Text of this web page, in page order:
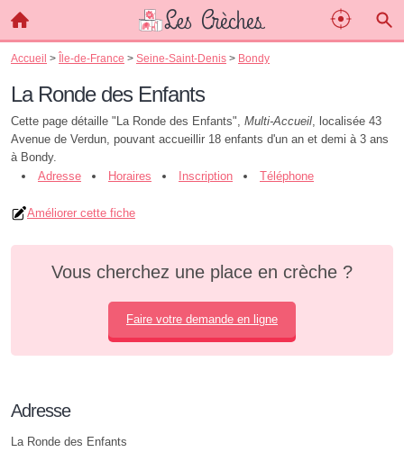
Accueil > Île-de-France > Seine-Saint-Denis > Bondy
La Ronde des Enfants
Cette page détaille "La Ronde des Enfants", Multi-Accueil, localisée 43
Avenue de Verdun, pouvant accueillir 18 enfants d'un an et demi à 3 ans
à Bondy.
Adresse
Horaires Inscription Téléphone
Améliorer cette fiche
Vous cherchez une place en crèche ?
Faire votre demande en ligne
Adresse
La Ronde des Enfants